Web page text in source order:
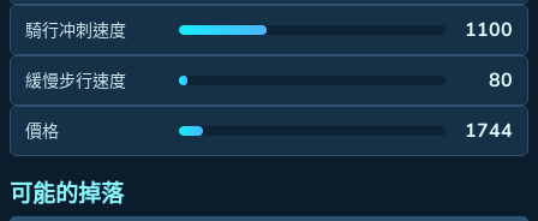
騎行冲刺速度 1100
緩慢步行速度 80
價格 1744
可能的掉落